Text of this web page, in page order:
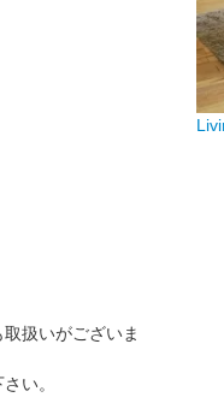
扱いがございま
い。